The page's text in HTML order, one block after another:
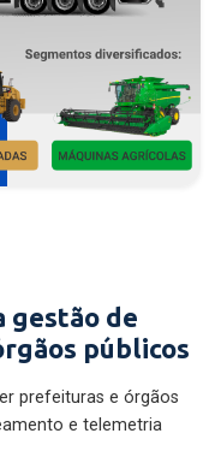
gestão de
públicos
prefeituras e órgãos
e telemetria